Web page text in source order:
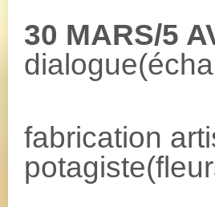
30 MARS/5
-31
fabrication